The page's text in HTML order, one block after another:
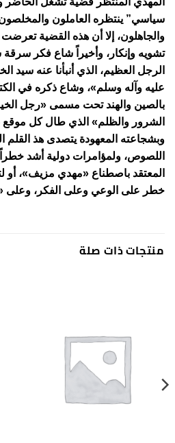
سياسي” ينتظره العاملون والمخلصون
والجاهلون، إلا أن هذه القضية
تشويه وإنكار، وأخيراً شاع فكر
الرجل العظيم، الذي أنبأنا عنه سيد
عليه وآله وسلم»، وشاع ذكره في
بالصين والهند تحت مسمى «رجل الخير
الشرور والظلم» الذي طال كل
وبشجاعته المعهودة يتصدى هذ القلم
اللصوص، ولمؤامرات دولية أشد
المعتقد باصطناع «مهدي مزيف»، أو
خطر على الوعي وعلى الفكر، وعلى
منتجات ذات صلة